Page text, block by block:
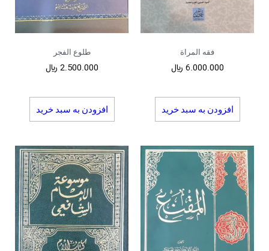
فقه المراة
6.000.000 ﷼
افزودن به سبد خرید
طلوع الفجر
2.500.000 ﷼
افزودن به سبد خرید